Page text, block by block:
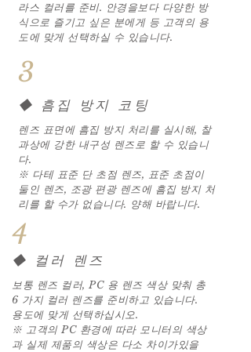
라스 컬러를 준비. 안경을보다 다양한 방
식으로 즐기고 싶은 분에게 등 고객의 용
도에 맞게 선택하실 수 있습니다.
3
◆ 흠집 방지 코팅
렌즈 표면에 흠집 방지 처리를 실시해, 찰
과상에 강한 내구성 렌즈로 할 수 있습니
다.
※ 다테 표준 단 초점 렌즈, 표준 초점이
둘인 렌즈, 조광 편광 렌즈에 흠집 방지 처
리를 할 수가 없습니다. 양해 바랍니다.
4
◆ 컬러 렌즈
보통 렌즈 컬러, PC 용 렌즈 색상 맞춰 총
6 가지 컬러 렌즈를 준비하고 있습니다.
용도에 맞게 선택하십시오.
※ 고객의 PC 환경에 따라 모니터의 색상
과 실제 제품의 색상은 다소 차이가있을